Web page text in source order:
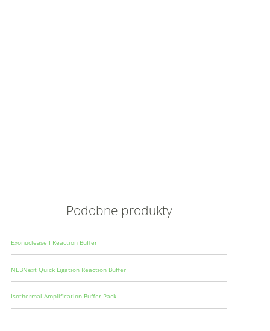
Podobne produkty
Exonuclease I Reaction Buffer
NEBNext Quick Ligation Reaction Buffer
Isothermal Amplification Buffer Pack